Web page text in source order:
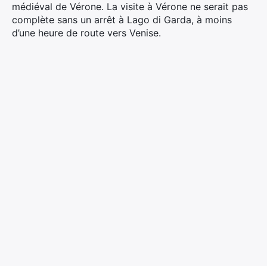
médiéval de Vérone. La visite à Vérone ne serait pas
complète sans un arrêt à Lago di Garda, à moins
d’une heure de route vers Venise.